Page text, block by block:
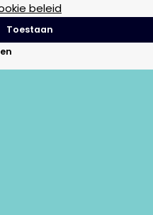
beleid
Toestaan